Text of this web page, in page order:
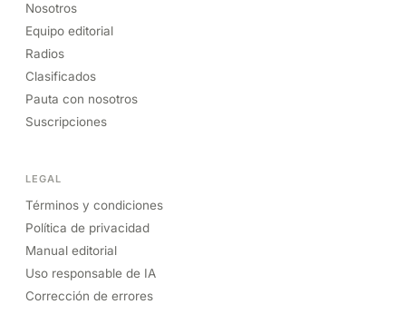
Nosotros
Equipo editorial
Radios
Clasificados
Pauta con nosotros
Suscripciones
LEGAL
Términos y condiciones
Política de privacidad
Manual editorial
Uso responsable de IA
Corrección de errores